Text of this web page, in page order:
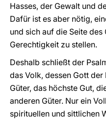
Hasses, der Gewalt und
Dafür ist es aber nötig,
und sich auf die Seite
Gerechtigkeit zu stellen.
Deshalb schließt der
das Volk, dessen Gott
Güter, das höchste Gut,
anderen Güter. Nur ein
spirituellen und sittlichen